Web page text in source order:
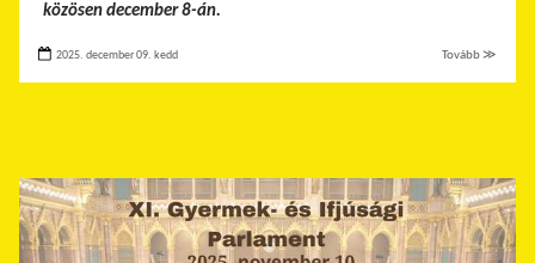
közösen december 8-án.
2025. december 09. kedd Tovább ≫